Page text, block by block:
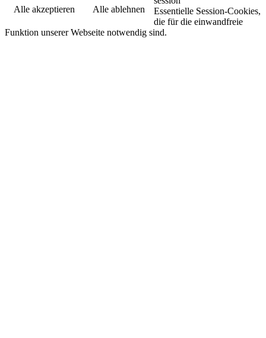
Alle akzeptieren Alle ablehnen
Essentielle Session-Cookies,
die für die einwandfreie
Funktion unserer Webseite notwendig sind.